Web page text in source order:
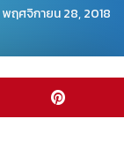
พฤศจิกายน 28, 2018